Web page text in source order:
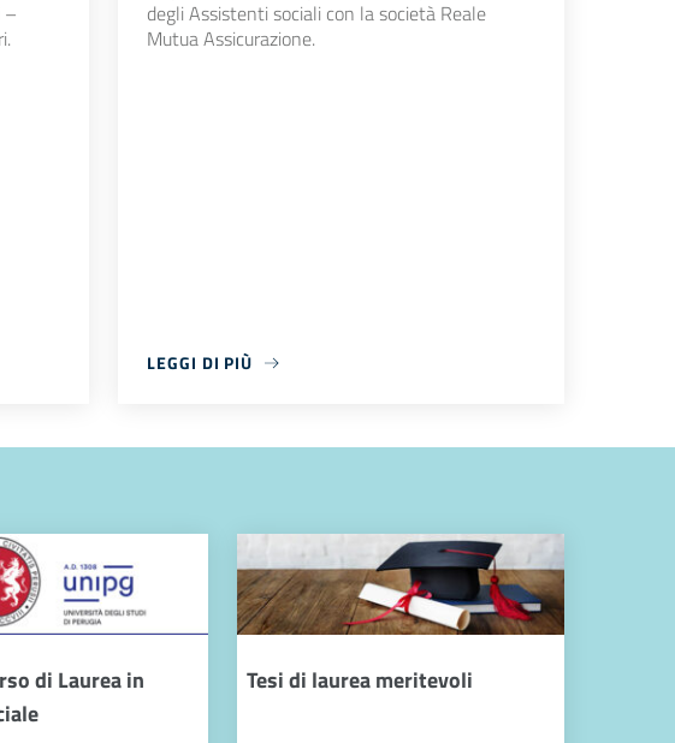
–
degli Assistenti sociali con la società Reale
Mutua Assicurazione.
LEGGI DI PIÙ
di Laurea in
Tesi di laurea meritevoli